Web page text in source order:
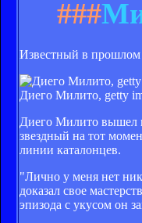
###
Известный в
Диего Милито, getty
Диего Милито вышел
звездный на тот
линии каталонцев.
"Лично у меня нет
доказал свое
эпизода с укусом он